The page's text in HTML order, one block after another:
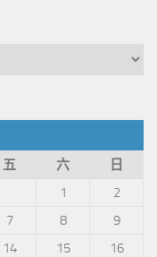
五 六
日
1
2
7 8
9
14 15
16